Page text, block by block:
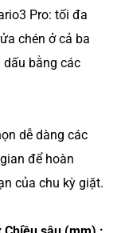
Pro: tối đa
chén ở cả ba
bằng các
dễ dàng các
để hoàn
của chu kỳ giặt.